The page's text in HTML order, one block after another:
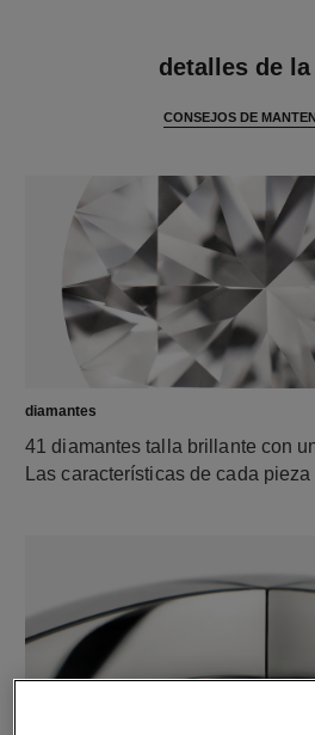
detalles de la
CONSEJOS DE
diamantes
41 diamantes talla brillante con
Las características de cada